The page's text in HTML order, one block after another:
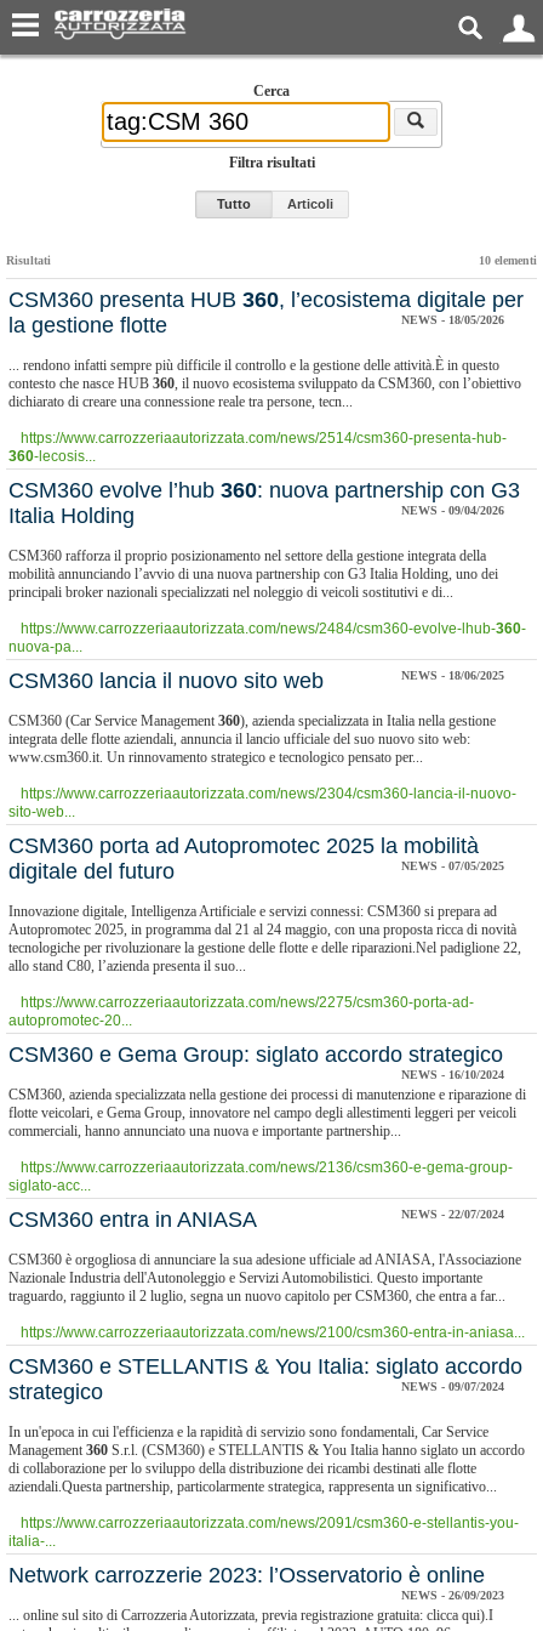
Cerca
Filtra risultati
Tutto Articoli
Risultati 10 elementi
CSM360 presenta HUB 360, l’ecosistema digitale per
la gestione flotte
NEWS - 18/05/2026
... rendono infatti sempre più difficile il controllo e la gestione delle attività.È in questo
contesto che nasce HUB 360, il nuovo ecosistema sviluppato da CSM360, con l’obiettivo
dichiarato di creare una connessione reale tra persone, tecn...
https://www.carrozzeriaautorizzata.com/news/2514/csm360-presenta-hub-
360-lecosis...
​CSM360 evolve l’hub 360: nuova partnership con G3
Italia Holding
NEWS - 09/04/2026
CSM360 rafforza il proprio posizionamento nel settore della gestione integrata della
mobilità annunciando l’avvio di una nuova partnership con G3 Italia Holding, uno dei
principali broker nazionali specializzati nel noleggio di veicoli sostitutivi e di...
https://www.carrozzeriaautorizzata.com/news/2484/csm360-evolve-lhub-360-
nuova-pa...
​CSM360 lancia il nuovo sito web NEWS - 18/06/2025
CSM360 (Car Service Management 360), azienda specializzata in Italia nella gestione
integrata delle flotte aziendali, annuncia il lancio ufficiale del suo nuovo sito web:
www.csm360.it. Un rinnovamento strategico e tecnologico pensato per...
https://www.carrozzeriaautorizzata.com/news/2304/csm360-lancia-il-nuovo-
sito-web...
CSM360 porta ad Autopromotec 2025 la mobilità
digitale del futuro
NEWS - 07/05/2025
Innovazione digitale, Intelligenza Artificiale e servizi connessi: CSM360 si prepara ad
Autopromotec 2025, in programma dal 21 al 24 maggio, con una proposta ricca di novità
tecnologiche per rivoluzionare la gestione delle flotte e delle riparazioni.Nel padiglione 22,
allo stand C80, l’azienda presenta il suo...
https://www.carrozzeriaautorizzata.com/news/2275/csm360-porta-ad-
autopromotec-20...
CSM360 e Gema Group: siglato accordo strategico
NEWS - 16/10/2024
CSM360, azienda specializzata nella gestione dei processi di manutenzione e riparazione di
flotte veicolari, e Gema Group, innovatore nel campo degli allestimenti leggeri per veicoli
commerciali, hanno annunciato una nuova e importante partnership...
https://www.carrozzeriaautorizzata.com/news/2136/csm360-e-gema-group-
siglato-acc...
CSM360 entra in ANIASA NEWS - 22/07/2024
CSM360 è orgogliosa di annunciare la sua adesione ufficiale ad ANIASA, l'Associazione
Nazionale Industria dell'Autonoleggio e Servizi Automobilistici. Questo importante
traguardo, raggiunto il 2 luglio, segna un nuovo capitolo per CSM360, che entra a far...
https://www.carrozzeriaautorizzata.com/news/2100/csm360-entra-in-aniasa...
CSM360 e STELLANTIS & You Italia: siglato accordo
strategico
NEWS - 09/07/2024
In un'epoca in cui l'efficienza e la rapidità di servizio sono fondamentali, Car Service
Management 360 S.r.l. (CSM360) e STELLANTIS & You Italia hanno siglato un accordo
di collaborazione per lo sviluppo della distribuzione dei ricambi destinati alle flotte
aziendali.Questa partnership, particolarmente strategica, rappresenta un significativo...
https://www.carrozzeriaautorizzata.com/news/2091/csm360-e-stellantis-you-
italia-...
Network carrozzerie 2023: l’Osservatorio è online
NEWS - 26/09/2023
... online sul sito di Carrozzeria Autorizzata, previa registrazione gratuita: clicca qui).I